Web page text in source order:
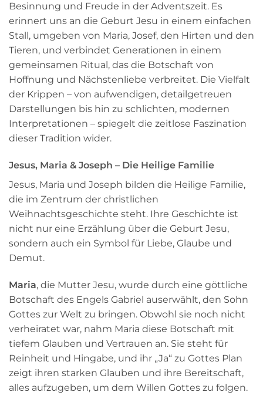
Besinnung und Freude in der Adventszeit. Es
erinnert uns an die Geburt Jesu in einem einfachen
Stall, umgeben von Maria, Josef, den Hirten und den
Tieren, und verbindet Generationen in einem
gemeinsamen Ritual, das die Botschaft von
Hoffnung und Nächstenliebe verbreitet. Die Vielfalt
der Krippen – von aufwendigen, detailgetreuen
Darstellungen bis hin zu schlichten, modernen
Interpretationen – spiegelt die zeitlose Faszination
dieser Tradition wider.
Jesus, Maria & Joseph – Die Heilige Familie
Jesus, Maria und Joseph bilden die Heilige Familie,
die im Zentrum der christlichen
Weihnachtsgeschichte steht. Ihre Geschichte ist
nicht nur eine Erzählung über die Geburt Jesu,
sondern auch ein Symbol für Liebe, Glaube und
Demut.
Maria, die Mutter Jesu, wurde durch eine göttliche
Botschaft des Engels Gabriel auserwählt, den Sohn
Gottes zur Welt zu bringen. Obwohl sie noch nicht
verheiratet war, nahm Maria diese Botschaft mit
tiefem Glauben und Vertrauen an. Sie steht für
Reinheit und Hingabe, und ihr „Ja“ zu Gottes Plan
zeigt ihren starken Glauben und ihre Bereitschaft,
alles aufzugeben, um dem Willen Gottes zu folgen.